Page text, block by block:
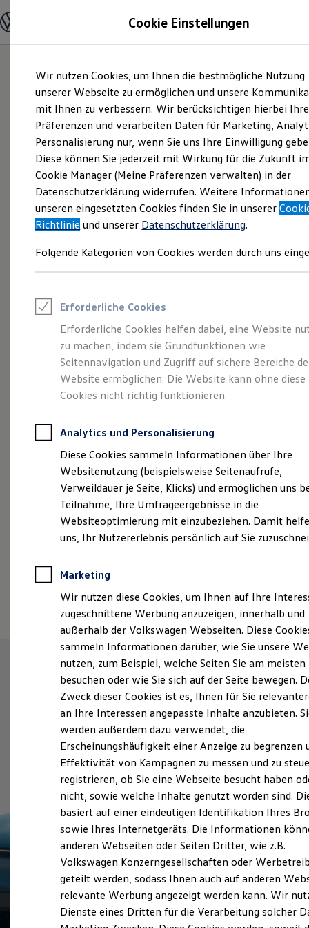
Hauptinhalt
springen
Footer
springen
Modelle und Konfigurator
Modelle vergleichen
Elektroautos
ENERGY Sondermodelle
Nutzfahrzeuge
SUV und CUV
Familienautos
Kombis
Kompaktwagen
Sportwagen
Schnell verfügbare Fahrzeuge
Angebote und Produkte
Aktuelle Angebote
E-Auto-Förderung
Volkswagen Marktplatz
Junge Gebrauchtwagen und Gebrauchtwagen
Saisonangebote
Leasing
Leasing-Angebote
Gebrauchtwagen Leasing
Junge Gebrauchtwagen-Leasing
Elektroauto Leasing
Kleinwagen-Leasing
Leasing ohne Anzahlung
Autokredit mit Schlussrate
Versicherungen und Garantien
Kfz-Versicherung
Restschuldversicherungen
Garantien
Wartungsverträge
Geschäftskunden
Professional Class bei Volkswagen
Großkunden
Behörden
Anpfiff zum Gewinn
Elektroautos
ID. Tutorials
Elektrofahrzeugkonzepte
Reichweite
Reichweite der ID. Modelle
Reichweite im Winter
Laden
Laden unterwegs
Laden Zuhause
Ladezeitensimulator
Batterie
Sicherheit
Garantie und Lebensdauer
Nachhaltigkeit
Technologie
Kosten und Kauf
Verbrauchskosten
Kaufoptionen
E-Auto-Förderung
Software und Konnektivität
Die ID. Software 6
ID. Software Versionen und Updates
Digitale Extras
Schnittstellen zu Ihrem ID.
Die ENERGY
Sondermodelle
Impressum & Rechtliches)
Cookie Einstellungen
Wir nutzen Cookies, um Ihnen die bestmögliche Nutzung
unserer Webseite zu ermöglichen und unsere
mit Ihnen zu verbessern. Wir berücksichtigen hierbei Ihre
Präferenzen und verarbeiten Daten für Marketing,
Personalisierung nur, wenn Sie uns Ihre Einwilligung
Diese können Sie jederzeit mit Wirkung für die Zukunft
Cookie Manager (Meine Präferenzen verwalten) in der
Datenschutzerklärung widerrufen. Weitere
unseren eingesetzten Cookies finden Sie in unserer
Richtlinie und unserer Datenschutzerklärung.
Folgende Kategorien von Cookies werden durch uns
Erforderliche Cookies
Erforderliche Cookies helfen dabei, eine Website
zu machen, indem sie Grundfunktionen wie
Seitennavigation und Zugriff auf sichere Bereiche
Website ermöglichen. Die Website kann ohne diese
Cookies nicht richtig funktionieren.
Analytics und Personalisierung
Diese Cookies sammeln Informationen über Ihre
Websitenutzung (beispielsweise Seitenaufrufe,
Verweildauer je Seite, Klicks) und ermöglichen uns
Teilnahme, Ihre Umfrageergebnisse in die
Websiteoptimierung mit einzubeziehen. Damit
uns, Ihr Nutzererlebnis persönlich auf Sie
Marketing
Wir nutzen diese Cookies, um Ihnen auf Ihre
zugeschnittene Werbung anzuzeigen, innerhalb und
außerhalb der Volkswagen Webseiten. Diese
sammeln Informationen darüber, wie Sie unsere
nutzen, zum Beispiel, welche Seiten Sie am meisten
besuchen oder wie Sie sich auf der Seite bewegen.
Zweck dieser Cookies ist es, Ihnen für Sie
an Ihre Interessen angepasste Inhalte anzubieten.
werden außerdem dazu verwendet, die
Erscheinungshäufigkeit einer Anzeige zu begrenzen
Effektivität von Kampagnen zu messen und zu
registrieren, ob Sie eine Webseite besucht haben
nicht, sowie welche Inhalte genutzt worden sind.
basiert auf einer eindeutigen Identifikation Ihres
sowie Ihres Internetgeräts. Die Informationen
anderen Webseiten oder Seiten Dritter, wie z.B.
Volkswagen Konzerngesellschaften oder
geteilt werden, sodass Ihnen auch auf anderen
relevante Werbung angezeigt werden kann. Wir
Dienste eines Dritten für die Verarbeitung solcher